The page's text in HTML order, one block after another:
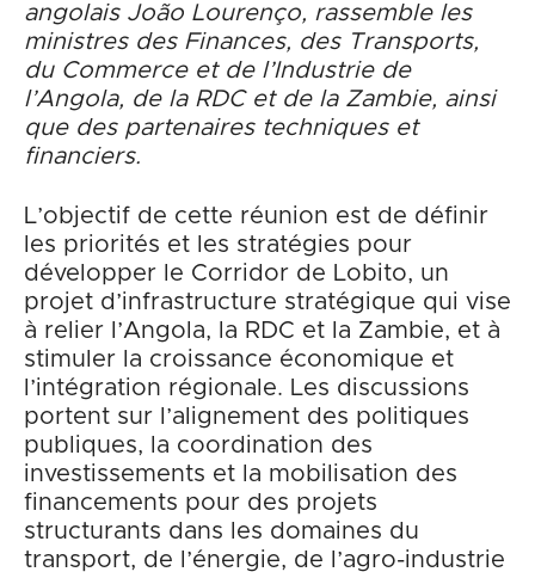
angolais João Lourenço, rassemble les
ministres des Finances, des Transports,
du Commerce et de l’Industrie de
l’Angola, de la RDC et de la Zambie, ainsi
que des partenaires techniques et
financiers.
L’objectif de cette réunion est de définir
les priorités et les stratégies pour
développer le Corridor de Lobito, un
projet d’infrastructure stratégique qui vise
à relier l’Angola, la RDC et la Zambie, et à
stimuler la croissance économique et
l’intégration régionale. Les discussions
portent sur l’alignement des politiques
publiques, la coordination des
investissements et la mobilisation des
financements pour des projets
structurants dans les domaines du
transport, de l’énergie, de l’agro-industrie